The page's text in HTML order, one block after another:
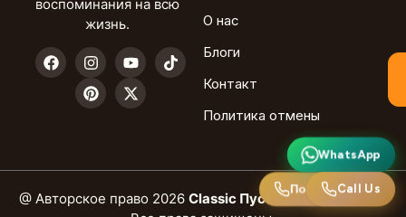
воспоминания на всю
жизнь.
О нас
Блоги
Контакт
Политика отмены
@ Авторское право 2026 Classic Пустыня Safari Dubai.
WhatsApp
Позвоните нам
WhatsApp
Call Us